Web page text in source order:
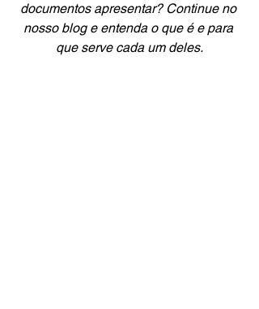
documentos apresentar? Continue no
nosso blog e entenda o que é e para
que serve cada um deles.